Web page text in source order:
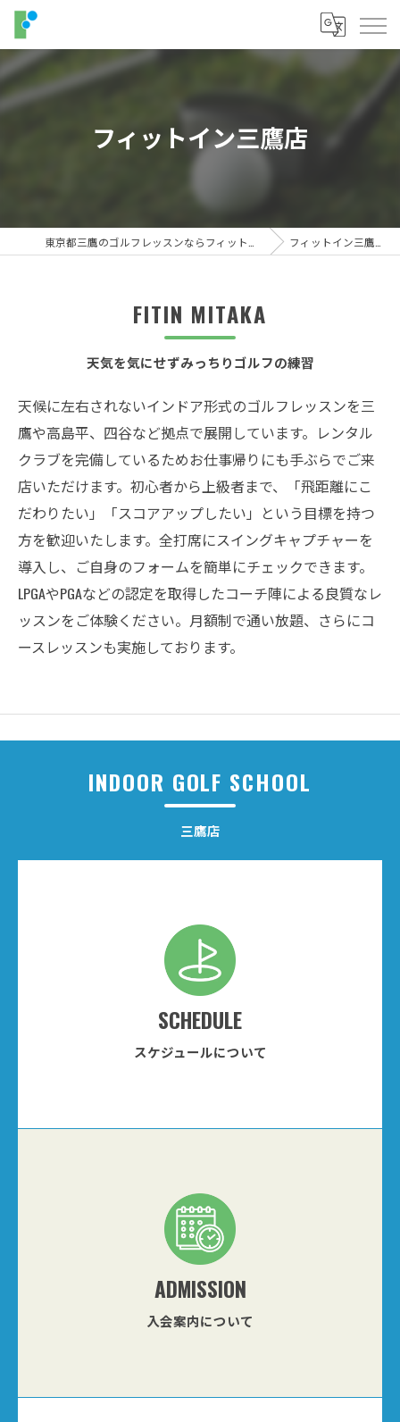
フィットイン三鷹店
フィットイン三鷹店
天気を気にせずみっちりゴルフの練習
FITIN MITAKA
天候に左右されないインドア形式のゴルフレッスンを三
鷹や高島平、四谷など拠点で展開しています。レンタル
クラブを完備しているためお仕事帰りにも手ぶらでご来
店いただけます。初心者から上級者まで、「飛距離にこ
だわりたい」「スコアアップしたい」という目標を持つ
方を歓迎いたします。全打席にスイングキャプチャーを
導入し、ご自身のフォームを簡単にチェックできます。
LPGAやPGAなどの認定を取得したコーチ陣による良質なレ
ッスンをご体験ください。月額制で通い放題、さらにコ
ースレッスンも実施しております。
三鷹店
INDOOR GOLF SCHOOL
SCHEDULE
スケジュールについて
ADMISSION
入会案内について